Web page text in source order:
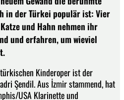
in der Türkei populär ist: Vier
und Hahn nehmen ihr
und erfahren, um wieviel
Kinderoper ist der
Şendil. Aus İzmir stammend, hat
USA Klarinette und